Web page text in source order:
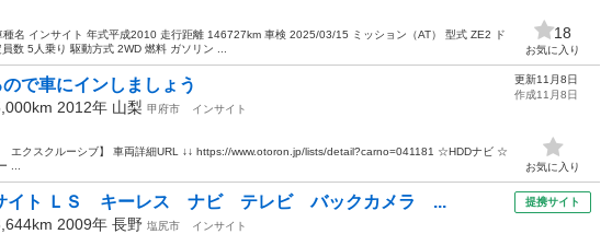
種名 インサイト 年式平成2010 走行距離 146727km 車検 2025/03/15 ミッション（AT） 型式 ZE2 ド
数 5人乗り 駆動方式 2WD 燃料 ガソリン ...
18
お気に入り
で車にインしましょう
2012年 山梨 甲府市
インサイト
エクスクルーシブ】 車両詳細URL ↓↓ https://www.otoron.jp/lists/detail?carno=041181 ☆HDDナビ ☆
...
更新11月8日
作成11月8日
お気に入り
イト ＬＳ キーレス ナビ テレビ バックカメラ ...
2009年 長野 塩尻市
インサイト
提携サイト